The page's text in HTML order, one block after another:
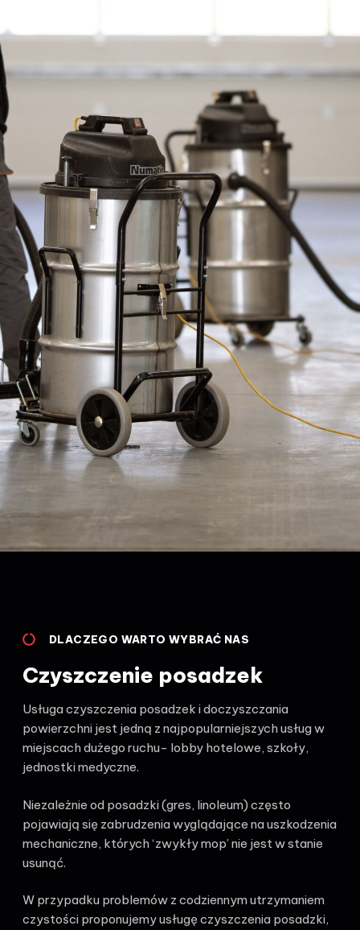
DLACZEGO WARTO WYBRAĆ NAS
Czyszczenie posadzek
Usługa czyszczenia posadzek i doczyszczania
powierzchni jest jedną z najpopularniejszych usług w
miejscach dużego ruchu- lobby hotelowe, szkoły,
jednostki medyczne.
Niezależnie od posadzki (gres, linoleum) często
pojawiają się zabrudzenia wyglądające na uszkodzenia
mechaniczne, których ‘zwykły mop’ nie jest w stanie
usunąć.
W przypadku problemów z codziennym utrzymaniem
czystości proponujemy usługę czyszczenia posadzki,